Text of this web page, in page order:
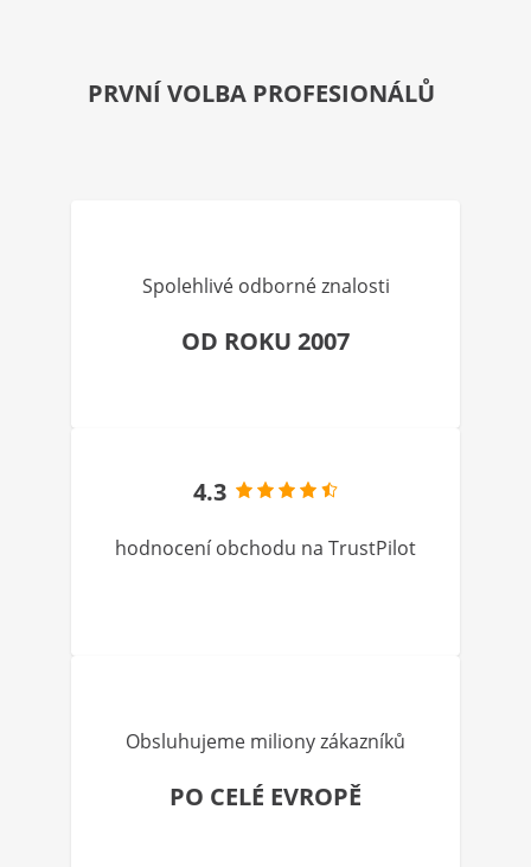
PRVNÍ VOLBA PROFESIONÁLŮ
Spolehlivé odborné znalosti
OD ROKU 2007
4.3
hodnocení obchodu na TrustPilot
Obsluhujeme miliony zákazníků
PO CELÉ EVROPĚ